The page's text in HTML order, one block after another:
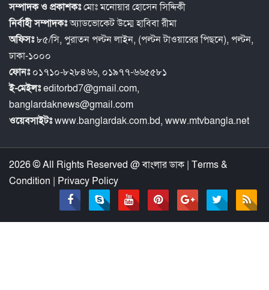
সম্পাদক ও প্রকাশকঃমোঃ মনোয়ার হোসেন সিদ্দিকী
নির্বাহী সম্পাদকঃঅ্যাডভোকেট উম্মে হাবিবা রীমা
অফিসঃ৮৫/সি, পুরাতন পল্টন লাইন, (পল্টন টাওয়ারের পিছনে), পল্টন,
ঢাকা-১০০০
ফোনঃ ০১৭১০-৮২৮৪৬৬, ০১৯৭৭-৬৬৫৫৮১
ই-মেইলঃeditorbd7@gmail.com,
banglardaknews@gmail.com
ওয়েবসাইটঃwww.banglardak.com.bd, www.mtvbangla.net
2026 © All Rights Reserved @বাংলার ডাক Terms &
Condition
Privacy Policy